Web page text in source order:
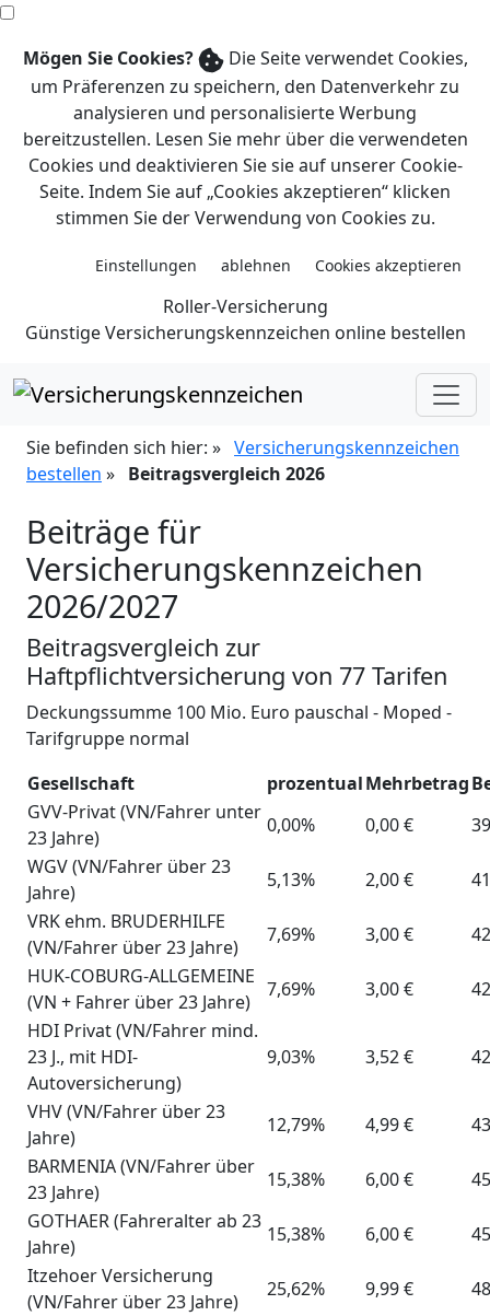
Mögen Sie Cookies?
Die Seite verwendet Cookies,
um Präferenzen zu speichern, den Datenverkehr zu
analysieren und personalisierte Werbung
bereitzustellen. Lesen Sie mehr über die verwendeten
Cookies und deaktivieren Sie sie auf unserer Cookie-
Seite. Indem Sie auf „Cookies akzeptieren“ klicken
stimmen Sie der Verwendung von Cookies zu.
Roller-Ver­siche­rung
Günstige Versicherungskennzeichen online bestellen
Sie befinden sich hier: » Versicherungskennzeichen
bestellen » Beitragsvergleich 2026
Beiträge für
Versicherungskennzeichen
2026/2027
Beitragsvergleich zur
Haftpflichtversicherung von 77 Tarifen
Deckungssumme 100 Mio. Euro pauschal - Moped -
Tarifgruppe normal
Gesellschaft
prozentualMehrbetrag
GVV-Privat (VN/Fahrer unter
23 Jahre)
0,00% 0,00 €
WGV (VN/Fahrer über 23
Jahre)
5,13% 2,00 €
VRK ehm. BRUDERHILFE
(VN/Fahrer über 23 Jahre)
7,69% 3,00 €
HUK-COBURG-ALLGEMEINE
(VN + Fahrer über 23 Jahre)
7,69% 3,00 €
HDI Privat (VN/Fahrer mind.
23 J., mit HDI-
Autoversicherung)
9,03% 3,52 €
VHV (VN/Fahrer über 23
Jahre)
12,79% 4,99 €
BARMENIA (VN/Fahrer über
23 Jahre)
15,38% 6,00 €
GOTHAER (Fahreralter ab 23
Jahre)
15,38% 6,00 €
Itzehoer Versicherung
(VN/Fahrer über 23 Jahre)
25,62% 9,99 €